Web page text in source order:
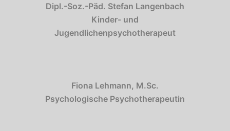
Dipl.-Soz.-Päd. Stefan Langenbach
Kinder- und
Jugendlichenpsychotherapeut
Fiona Lehmann, M.Sc.
Psychologische Psychotherapeutin